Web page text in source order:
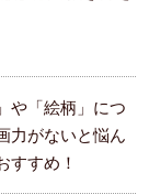
や「絵柄」につ
力がないと悩ん
すすめ！